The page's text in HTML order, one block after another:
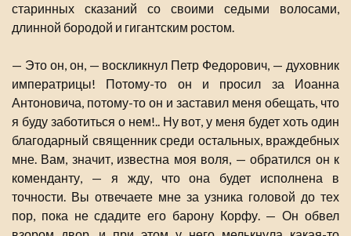
старинных сказаний со своими седыми волосами,
длинной бородой и гигантским ростом.
— Это он, он, — воскликнул Петр Федорович, — духовник
императрицы! Потому-то он и просил за Иоанна
Антоновича, потому-то он и заставил меня обещать, что
я буду заботиться о нем!.. Ну вот, у меня будет хоть один
благодарный священник среди остальных, враждебных
мне. Вам, значит, известна моя воля, — обратился он к
коменданту, — я жду, что она будет исполнена в
точности. Вы отвечаете мне за узника головой до тех
пор, пока не сдадите его барону Корфу. — Он обвел